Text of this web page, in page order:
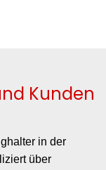
Kunden
in der
über